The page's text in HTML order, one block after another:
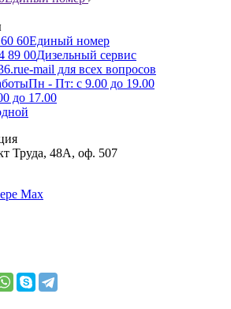
60Единый номер
89 00Дизельный сервис
e-mail для всех вопросов
Пн - Пт: с 9.00 до 19.00
до 17.00
Труда, 48А, оф. 507
Max